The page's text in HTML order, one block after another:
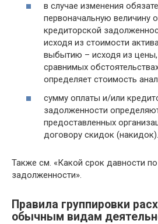
в случае изменения
первоначальную величину
кредиторской
исходя из стоимости
выбытию – исходя из
сравнимых
определяет стоимость
сумму оплаты и/или
задолженности
предоставленных
договору скидок (накидок).
Также см. «Какой срок давности
задолженности».
Правила группировки
обычным видам